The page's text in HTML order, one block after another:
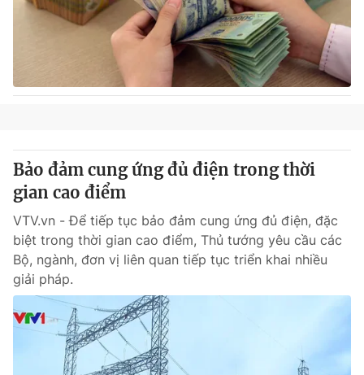
Bảo đảm cung ứng đủ điện trong thời
gian cao điểm
VTV.vn - Để tiếp tục bảo đảm cung ứng đủ điện, đặc
biệt trong thời gian cao điểm, Thủ tướng yêu cầu các
Bộ, ngành, đơn vị liên quan tiếp tục triển khai nhiều
giải pháp.